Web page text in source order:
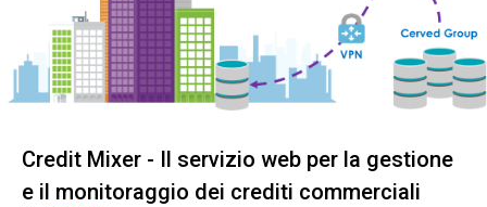
Credit Mixer - Il servizio web per la gestione
e il monitoraggio dei crediti commerciali